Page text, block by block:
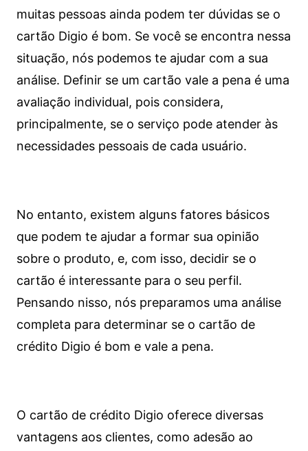
muitas pessoas ainda podem ter dúvidas se o
cartão Digio é bom. Se você se encontra nessa
situação, nós podemos te ajudar com a sua
análise. Definir se um cartão vale a pena é uma
avaliação individual, pois considera,
principalmente, se o serviço pode atender às
necessidades pessoais de cada usuário.
No entanto, existem alguns fatores básicos
que podem te ajudar a formar sua opinião
sobre o produto, e, com isso, decidir se o
cartão é interessante para o seu perfil.
Pensando nisso, nós preparamos uma análise
completa para determinar se o cartão de
crédito Digio é bom e vale a pena.
O cartão de crédito Digio oferece diversas
vantagens aos clientes, como adesão ao